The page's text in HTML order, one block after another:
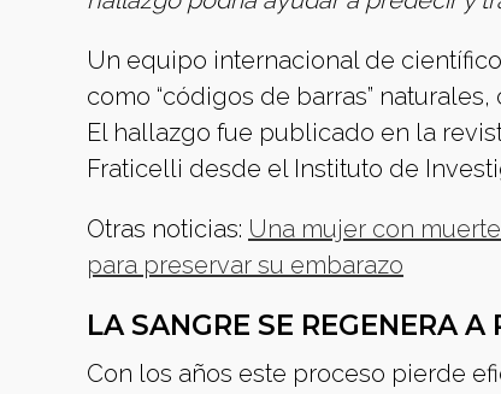
Un equipo internacional de
como “códigos de barras”
El hallazgo fue publicado en la
Fraticelli desde el Instituto de
Otras noticias: Una mujer con
para preservar su embarazo
LA SANGRE SE REGENERA
Con los años este proceso pierde